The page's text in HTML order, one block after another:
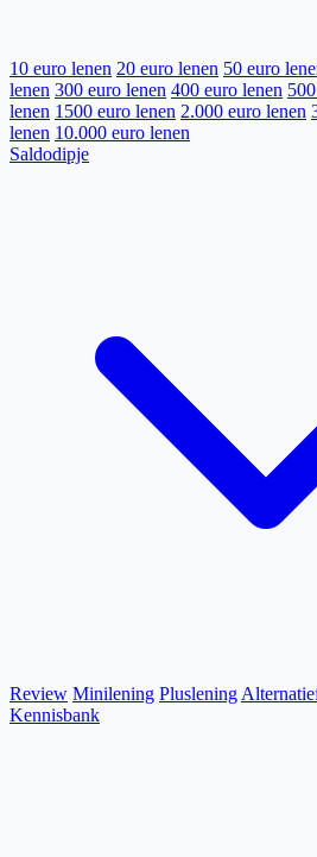
10 euro lenen 20 euro lenen 50 euro
lenen 300 euro lenen 400 euro lenen
lenen 1500 euro lenen 2.000 euro lenen
lenen 10.000 euro lenen
Saldodipje
Review Minilening Pluslening
Kennisbank